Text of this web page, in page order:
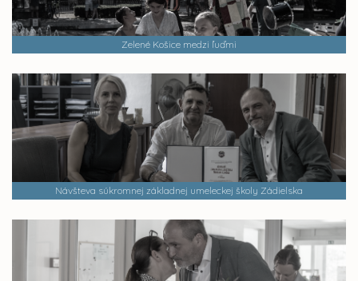
Zelené Košice medzi ľuďmi
Návšteva súkromnej základnej umeleckej školy Zádielska